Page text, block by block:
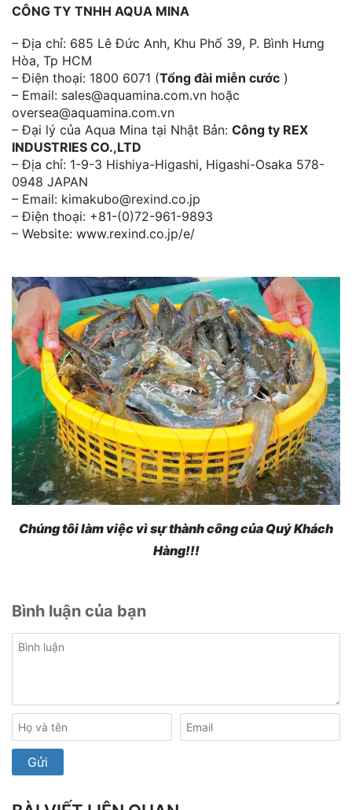
CÔNG TY TNHH AQUA MINA
– Địa chỉ: 685 Lê Đức Anh, Khu Phố 39, P. Bình Hưng
Hòa, Tp HCM
– Điện thoại: 1800 6071 (Tổng đài miễn cước )
– Email: sales@aquamina.com.vn hoặc
oversea@aquamina.com.vn
– Đại lý của Aqua Mina tại Nhật Bản: Công ty REX
INDUSTRIES CO.,LTD
– Địa chỉ: 1-9-3 Hishiya-Higashi, Higashi-Osaka 578-
0948 JAPAN
– Email: kimakubo@rexind.co.jp
– Điện thoại: +81-(0)72-961-9893
– Website: www.rexind.co.jp/e/
Chúng tôi làm việc vì sự thành công của Quý Khách
Hàng!!!
Bình luận của bạn